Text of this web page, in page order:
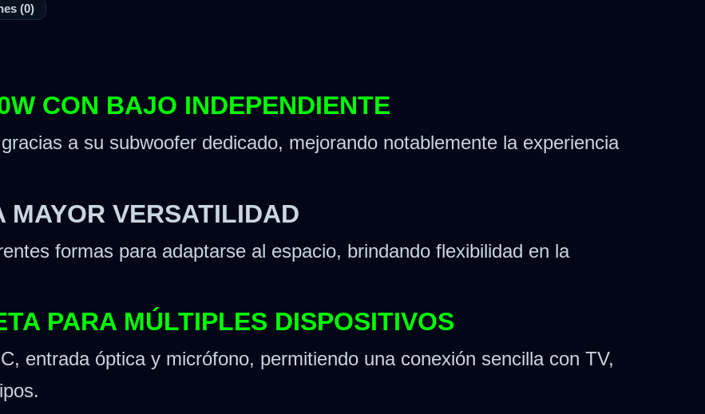
(0)
CON BAJO INDEPENDIENTE
a su subwoofer dedicado, mejorando notablemente la experiencia
VERSATILIDAD
formas para adaptarse al espacio, brindando flexibilidad en la
PARA MÚLTIPLES DISPOSITIVOS
entrada óptica y micrófono, permitiendo una conexión sencilla con TV,